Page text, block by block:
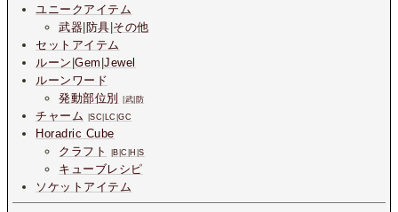
ユニークアイテム
武器 防具 その他
セットアイテム
ルーン |Gem |Jewel
ルーンワード
発動部位別
武 防
チャーム |SC LC |GC
Horadric Cube
クラフト
B |C H |S
キューブレシピ
ソケットアイテム